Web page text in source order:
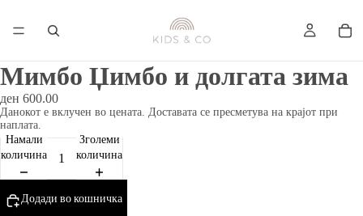
Мимбо Џимбо и долгата зима
ден 600.00
Данокот е вклучен во цената. Доставата се пресметува на крајот при
наплата.
Намали
количина
Зголеми
количина
Додади во кошничка